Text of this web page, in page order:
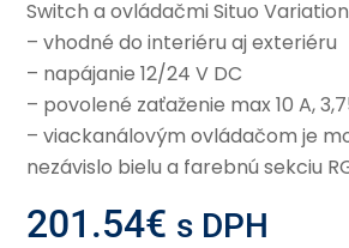
Switch a ovládačmi Situo Variation
– vhodné do interiéru aj exteriéru
– napájanie 12/24 V DC
– povolené zaťaženie max 10 A,
– viackanálovým ovládačom je
nezávislo bielu a farebnú sekciu
201.54€ s DPH